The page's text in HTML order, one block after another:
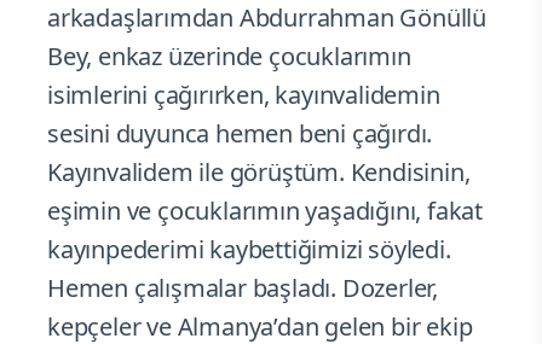
arkadaşlarımdan Abdurrahman Gönüllü
Bey, enkaz üzerinde çocuklarımın
isimlerini çağırırken, kayınvalidemin
sesini duyunca hemen beni çağırdı.
Kayınvalidem ile görüştüm. Kendisinin,
eşimin ve çocuklarımın yaşadığını, fakat
kayınpederimi kaybettiğimizi söyledi.
Hemen çalışmalar başladı. Dozerler,
kepçeler ve Almanya’dan gelen bir ekip